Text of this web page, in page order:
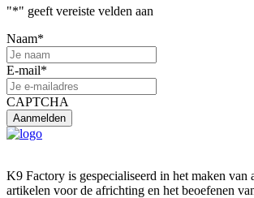
"*" geeft vereiste velden aan
Naam*
E-mail*
CAPTCHA
K9 Factory is gespecialiseerd in het maken van
artikelen voor de africhting en het beoefenen